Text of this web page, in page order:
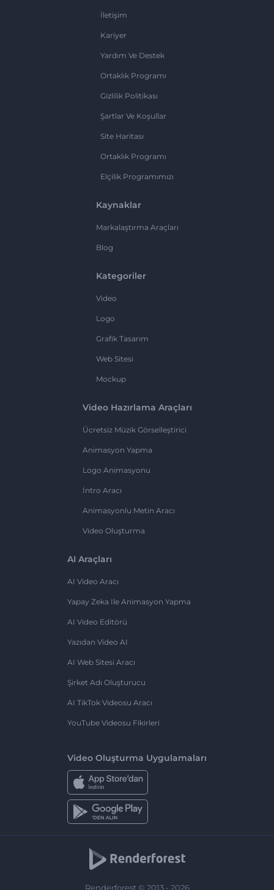
İletişim
Kariyer
Yardım Ve Destek
Ortaklık Programı
Gizlilik Politikası
Şartlar Ve Koşullar
Site Haritası
Ortaklık Programı
Elçilik Programımızı
Kaynaklar
Markalaştırma Araçları
Blog
Kategoriler
Video
Logo
Grafik Tasarım
Web Sitesi
Mockup
Video Hazırlama Araçları
Ücretsiz Müzik Görselleştirici
Animasyon Yapma
Logo Animasyonu
İntro Aracı
Animasyonlu Metin Aracı
Video Oluşturma
AI Araçları
AI Video Aracı
Yapay Zeka Ile Animasyon Yapma
AI Video Editörü
Yazıdan Video AI
AI Web Sitesi Aracı
Şirket Adı Oluşturucu
AI TikTok Videosu Aracı
YouTube Videosu Fikirleri
Video Oluşturma Uygulamaları
Renderforest © 2013 - 2026